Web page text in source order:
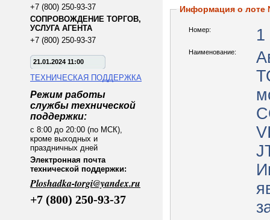
+7 (800) 250-93-37
СОПРОВОЖДЕНИЕ ТОРГОВ,
УСЛУГА АГЕНТА
+7 (800) 250-93-37
21.01.2024 11:00
ТЕХНИЧЕСКАЯ ПОДДЕРЖКА
Режим работы
службы технической
поддержки:
с 8:00 до 20:00 (по МСК),
кроме выходных и
праздничных дней
Электронная почта
технической поддержки:
Ploshadka-torgi@yandex.ru
+7 (800) 250-93-37
Информация о лоте
Номер: 1
Наименование: